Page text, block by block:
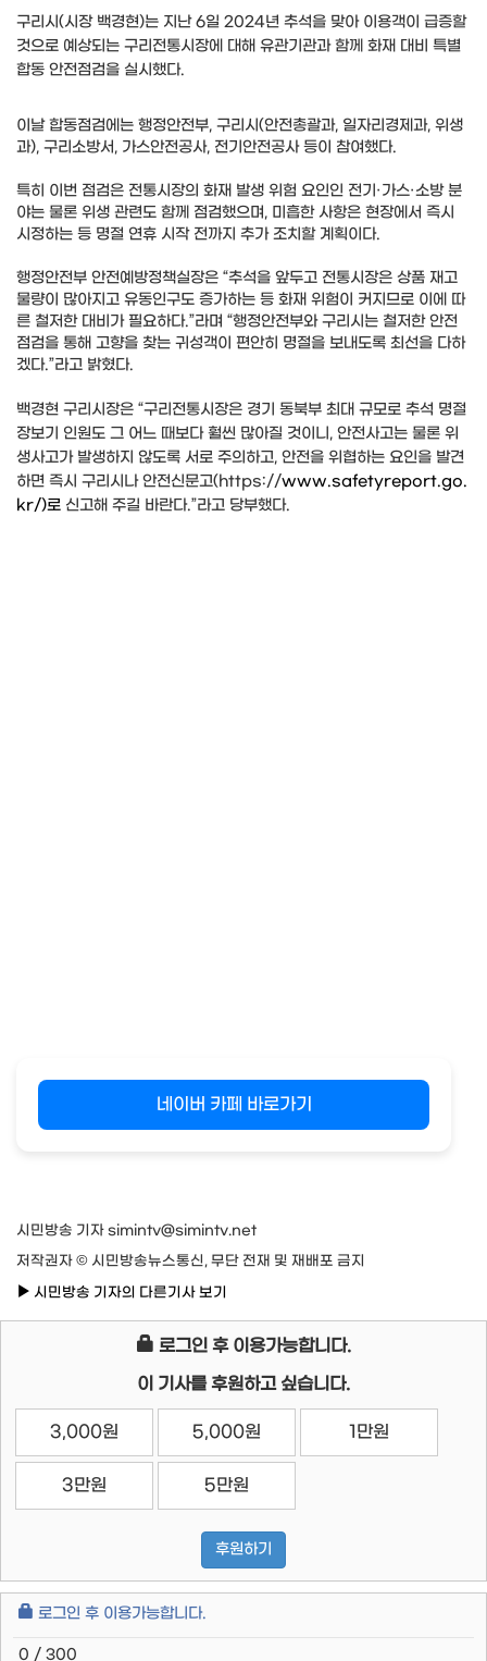
구리시(시장 백경현)는 지난 6일 2024년 추석을 맞아 이용객이 급증할
것으로 예상되는 구리전통시장에 대해 유관기관과 함께 화재 대비 특별
합동 안전점검을 실시했다.
이날 합동점검에는 행정안전부, 구리시(안전총괄과, 일자리경제과, 위생
과), 구리소방서, 가스안전공사, 전기안전공사 등이 참여했다.
특히 이번 점검은 전통시장의 화재 발생 위험 요인인 전기·가스·소방 분
야는 물론 위생 관련도 함께 점검했으며, 미흡한 사항은 현장에서 즉시
시정하는 등 명절 연휴 시작 전까지 추가 조치할 계획이다.
행정안전부 안전예방정책실장은 “추석을 앞두고 전통시장은 상품 재고
물량이 많아지고 유동인구도 증가하는 등 화재 위험이 커지므로 이에 따
른 철저한 대비가 필요하다.”라며 “행정안전부와 구리시는 철저한 안전
점검을 통해 고향을 찾는 귀성객이 편안히 명절을 보내도록 최선을 다하
겠다.”라고 밝혔다.
백경현 구리시장은 “구리전통시장은 경기 동북부 최대 규모로 추석 명절
장보기 인원도 그 어느 때보다 훨씬 많아질 것이니, 안전사고는 물론 위
생사고가 발생하지 않도록 서로 주의하고, 안전을 위협하는 요인을 발견
하면 즉시 구리시나 안전신문고(https://www.safetyreport.go.
kr/)로 신고해 주길 바란다.”라고 당부했다.​​
네이버 카페 바로가기
시민방송 기자 simintv@simintv.net
저작권자 © 시민방송뉴스통신, 무단 전재 및 재배포 금지
시민방송 기자의 다른기사 보기
로그인 후 이용가능합니다.
이 기사를 후원하고 싶습니다.
3,000원 5,000원 1만원
3만원 5만원
후원하기
로그인 후 이용가능합니다.
0 / 300